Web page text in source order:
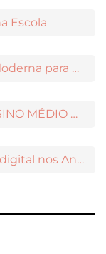
Escola
PNLD Na Prática: o videocast da Moderna para apoiar a escolha das obras aprovadas
NOVOS CONTEÚDOS PARA O ENSINO MÉDIO DISPONÍVEIS NO MODERNAMIGOS
Dinâmica para ensinar segurança digital nos Anos Iniciais